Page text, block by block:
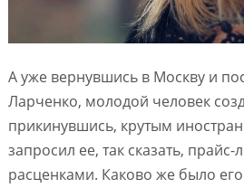
А уже вернувшись в Москву и
Ларченко, молодой человек
прикинувшись, крутым
запросил ее, так сказать, прайс-
расценками. Каково же было